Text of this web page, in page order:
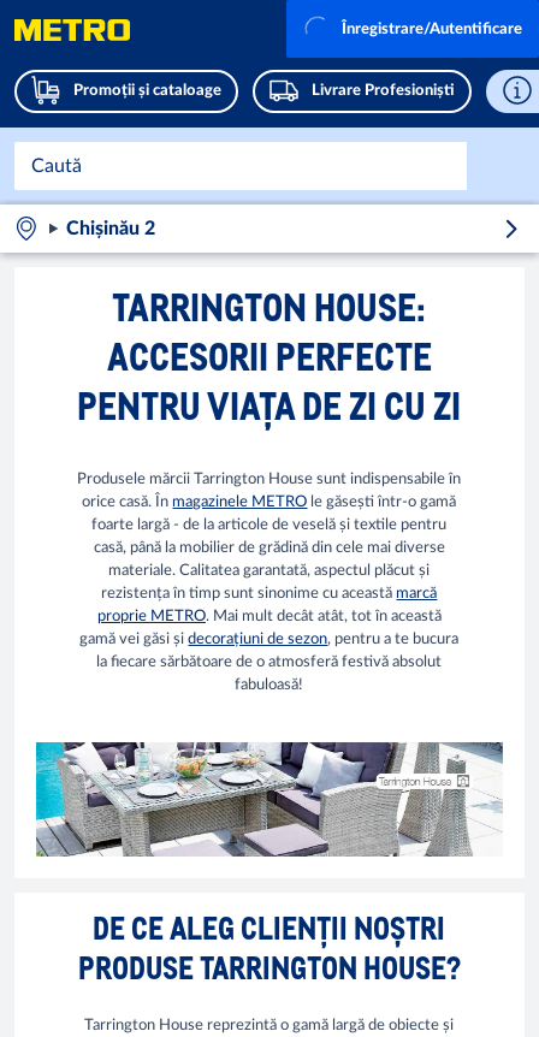
Promoții și cataloage Livrare Profesioniști
Înregistrare/Autentificare
Chișinău 2
TARRINGTON HOUSE:
ACCESORII PERFECTE
PENTRU VIAȚA DE ZI CU ZI
Produsele mărcii Tarrington House sunt indispensabile în
orice casă. În magazinele METRO le găsești într-o gamă
foarte largă - de la articole de veselă și textile pentru
casă, până la mobilier de grădină din cele mai diverse
materiale. Calitatea garantată, aspectul plăcut și
rezistența în timp sunt sinonime cu această marcă
proprie METRO. Mai mult decât atât, tot în această
gamă vei găsi șidecorațiuni de sezon, pentru a te bucura
la fiecare sărbătoare de o atmosferă festivă absolut
fabuloasă!
DE CE ALEG CLIENȚII NOȘTRI
PRODUSE TARRINGTON HOUSE?
Tarrington House reprezintă o gamă largă de obiecte și